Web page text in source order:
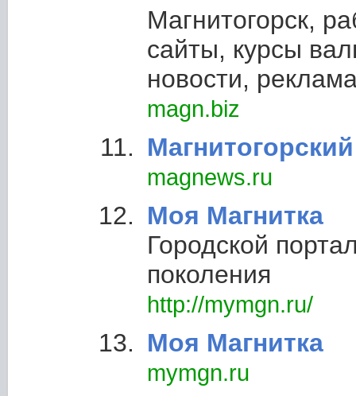
Магнитогорск,
сайты, курсы
новости,
magn.biz
magnews.ru
Моя Магнитка
Городской
поколения
http://mymgn.ru/
Моя Магнитка
mymgn.ru